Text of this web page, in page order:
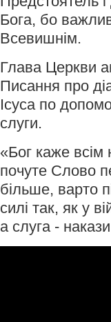
Бога, бо
Всевишнім.
Глава Церкви
Писання про
Ісуса по
слуги.
«Бог каже всім
почуте Слово
більше, варто
силі так, як у
а слуга -